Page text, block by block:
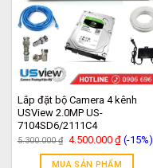
Lắp đặt bộ Camera 4 kênh
USView 2.0MP US-
7104SD6/2111C4
5.300.000₫ Giá
là:
4.500.000 ₫Giá
hiện
tại
(-15%)
MUA SẢN PHẨM